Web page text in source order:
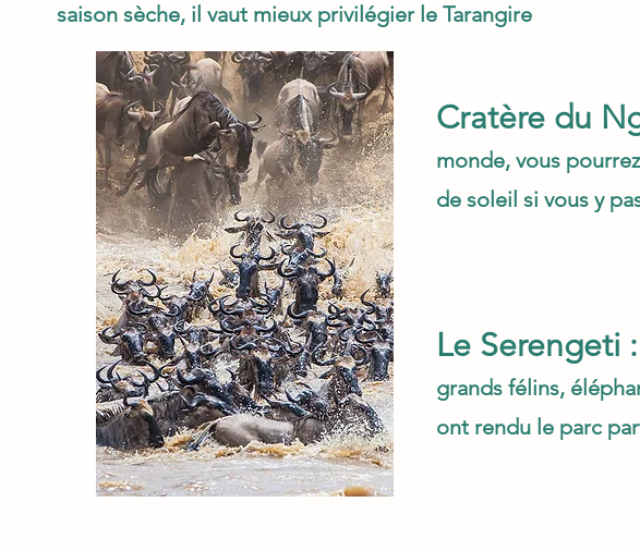
saison sèche, il vaut mieux privilégier le Tarangire
Cratère du
monde, vous
de soleil si vous y
Le Serengeti :
grands félins,
ont rendu le parc